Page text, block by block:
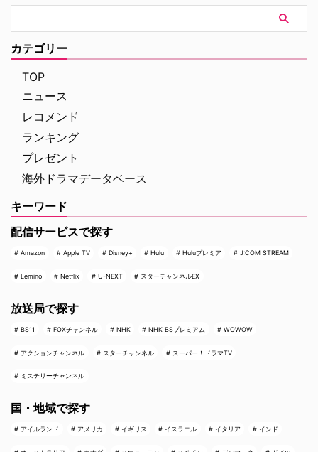
ロは、大きな口髭が特徴で“灰色
の脳細胞”を駆使して事件の真相
を見抜く。33作の長編小説と51
作の短編に登場する人気キャラク
リさせられた海外ドラマ 『イカ
金を懸けたデスゲームを通 …
カテゴリー
TOP
ニュース
レコメンド
ランキング
プレゼント
海外ドラマデータベース
キーワード
配信サービスで探す
Amazon Apple TV Disney+ Hulu Huluプレミア J:COM STREAM
Lemino Netflix U-NEXT スターチャンネルEX
放送局で探す
BS11 FOXチャンネル NHK NHK BSプレミアム WOWOW
アクションチャンネル スターチャンネル スーパー！ドラマTV
ミステリーチャンネル
国・地域で探す
アイルランド アメリカ イギリス イスラエル イタリア インド